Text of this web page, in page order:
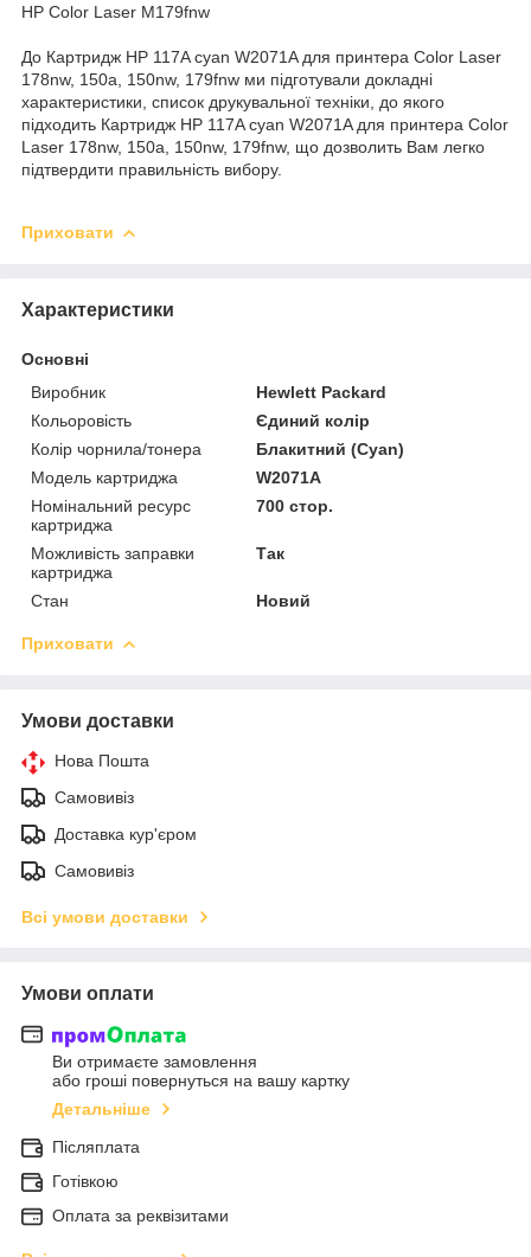
HP Color Laser M179fnw
До Картридж HP 117A cyan W2071A для принтера Color Laser
178nw, 150a, 150nw, 179fnw ми підготували докладні
характеристики, список друкувальної техніки, до якого
підходить Картридж HP 117A cyan W2071A для принтера Color
Laser 178nw, 150a, 150nw, 179fnw, що дозволить Вам легко
підтвердити правильність вибору.
Приховати
Характеристики
Основні
Виробник
Hewlett Packard
Кольоровість
Єдиний колір
Колір чорнила/тонера
Блакитний (Cyan)
Модель картриджа
W2071A
Номінальний ресурс
картриджа
700 стор.
Можливість заправки
картриджа
Так
Стан Новий
Приховати
Умови доставки
Нова Пошта
Самовивіз
Доставка кур'єром
Самовивіз
Всі умови доставки
Умови оплати
Ви отримаєте замовлення
або гроші повернуться на вашу картку
Детальніше
Післяплата
Готівкою
Оплата за реквізитами